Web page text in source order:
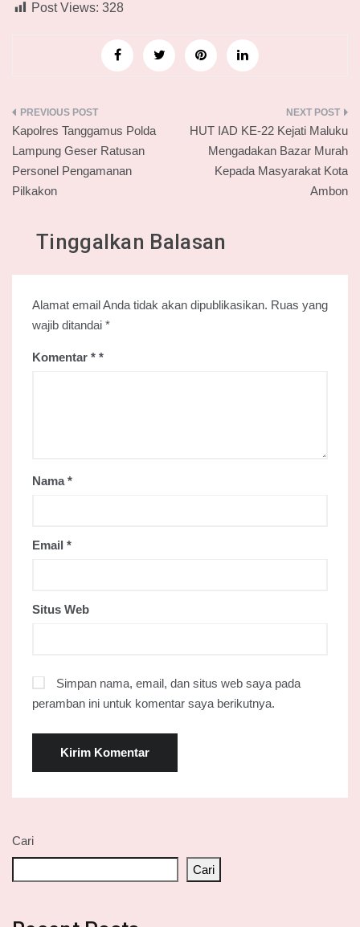
Post Views: 328
Navigasi
pos
Kapolres Tanggamus Polda
Lampung Geser Ratusan
Personel Pengamanan
Pilkakon
HUT IAD KE-22 Kejati Maluku
Mengadakan Bazar Murah
Kepada Masyarakat Kota
Ambon
Tinggalkan Balasan
Alamat email Anda tidak akan dipublikasikan. Ruas yang
wajib ditandai *
Komentar *
Nama*
Email *
Situs Web
Simpan nama, email, dan situs web saya pada
peramban ini untuk komentar saya berikutnya.
Cari
Cari